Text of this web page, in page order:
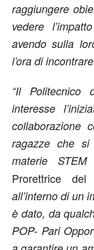
raggiungere
vedere
avendo sulla
l’ora di
“Il Politecnico
interesse
collaborazione
ragazze che si
materie STEM
Prorettrice
all’interno di un
è dato, da
POP- Pari